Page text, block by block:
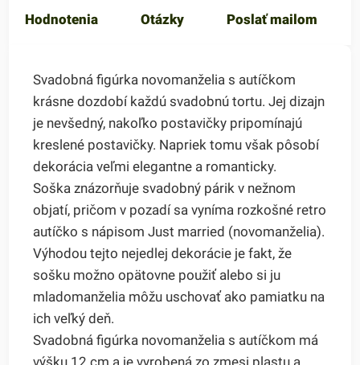
Hodnotenia Otázky Poslať mailom
Svadobná figúrka novomanželia s autíčkom
krásne dozdobí každú svadobnú tortu. Jej dizajn
je nevšedný, nakoľko postavičky pripomínajú
kreslené postavičky. Napriek tomu však pôsobí
dekorácia veľmi elegantne a romanticky.
Soška znázorňuje svadobný párik v nežnom
objatí, pričom v pozadí sa vyníma rozkošné retro
autíčko s nápisom Just married (novomanželia).
Výhodou tejto nejedlej dekorácie je fakt, že
sošku možno opätovne použiť alebo si ju
mladomanželia môžu uschovať ako pamiatku na
ich veľký deň.
Svadobná figúrka novomanželia s autíčkom má